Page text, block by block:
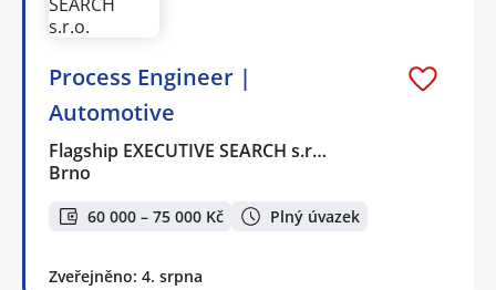
Process Engineer |
Automotive
Flagship EXECUTIVE SEARCH s.r…
Brno
60 000 – 75 000 Kč Plný úvazek
Zveřejněno: 4. srpna